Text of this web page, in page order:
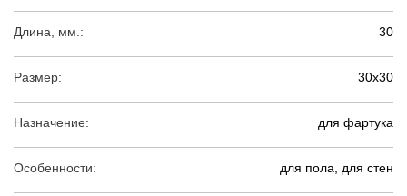
Длина, мм.: 30
Размер: 30х30
Назначение: для фартука
Особенности: для пола, для стен